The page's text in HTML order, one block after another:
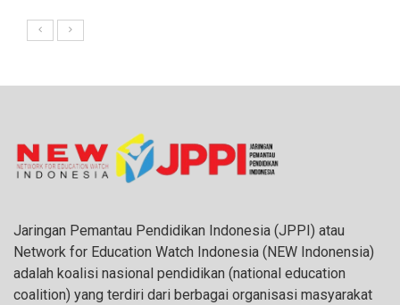
Jaringan Pemantau Pendidikan Indonesia (JPPI) atau
Network for Education Watch Indonesia (NEW Indonensia)
adalah koalisi nasional pendidikan (national education
coalition) yang terdiri dari berbagai organisasi masyarakat